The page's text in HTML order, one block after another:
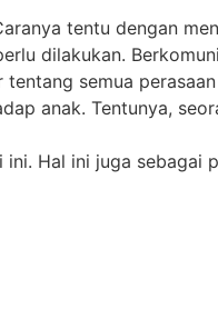
tentu dengan
dilakukan.
semua
anak. Tentunya,
Hal ini juga sebagai